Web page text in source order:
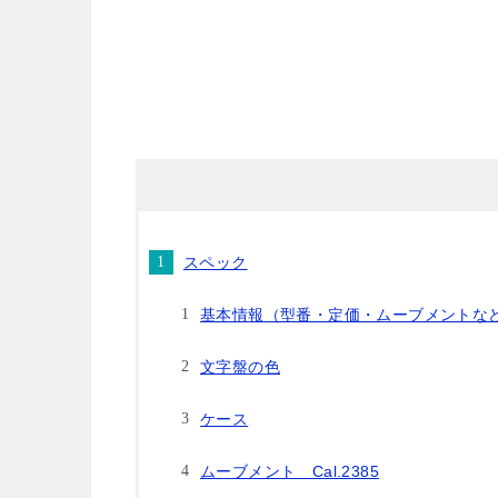
スペック
基本情報（型番・定価・ムーブメントな
文字盤の色
ケース
ムーブメント Cal.2385